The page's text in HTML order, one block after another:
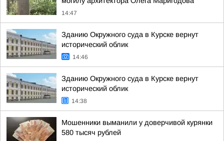
14:47
Зданию Окружного суда в Курске вернут
исторический облик
14:46
Зданию Окружного суда в Курске вернут
исторический облик
14:38
Мошенники выманили у доверчивой курянки
580 тысяч рублей